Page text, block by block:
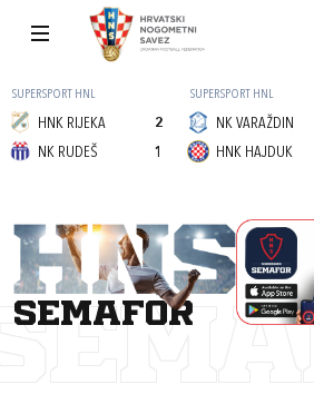
SUPERSPORT HNL
HNK RIJEKA
2
1
NK RUDEŠ
SUPERSPORT HNL
NK VARAŽDIN
HNK HAJDUK
semafor